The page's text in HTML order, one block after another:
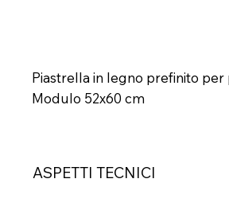
Piastrella in legno prefinito per
Modulo 52x60 cm
ASPETTI TECNICI